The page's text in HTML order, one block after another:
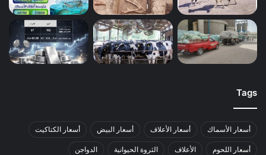
Tags
أسعار الأسماك أسعار الأعلاف أسعار البيض أسعار الكتاكيت
أسعار اللحوم الأعلاف الثروة الحيوانية الدواجن